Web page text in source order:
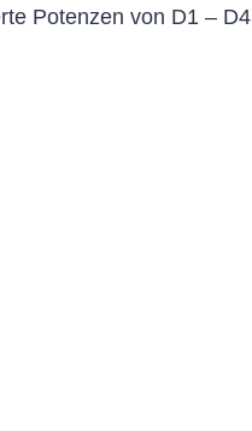
Potenzen von D1 – D4